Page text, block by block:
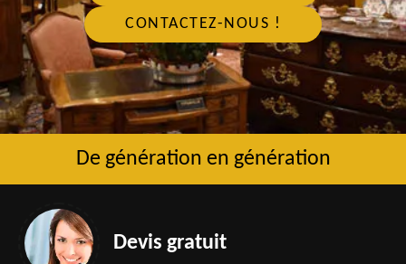
CONTACTEZ-NOUS !
De génération en génération
Devis gratuit